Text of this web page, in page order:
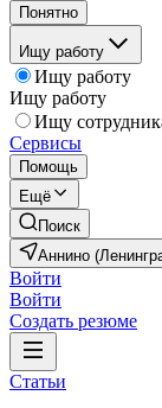
Понятно
Ищу работу
Ищу работу
Ищу работу
Ищу
Сервисы
Помощь
Ещё
Поиск
Аннино
Войти
Войти
Создать резюме
Статьи